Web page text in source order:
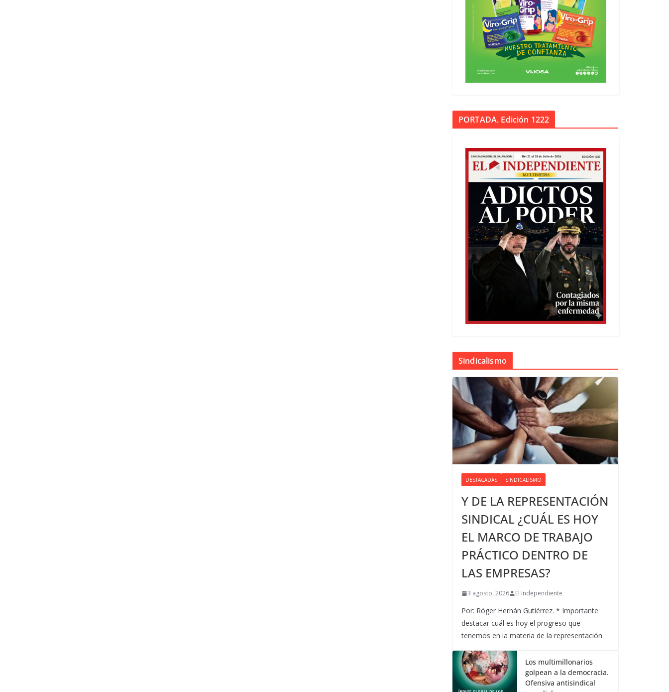
PORTADA. Edición 1222
Sindicalismo
DESTACADAS SINDICALISMO
Y DE LA REPRESENTACIÓN
SINDICAL ¿CUÁL ES HOY
EL MARCO DE TRABAJO
PRÁCTICO DENTRO DE
LAS EMPRESAS?
3 agosto, 2026 El Independiente
Por: Róger Hernán Gutiérrez. * Importante
destacar cuál es hoy el progreso que
tenemos en la materia de la representación
Los multimillonarios
golpean a la democracia.
Ofensiva antisindical